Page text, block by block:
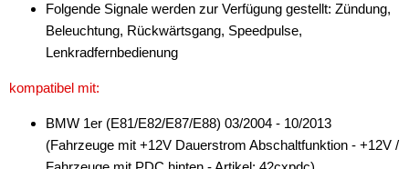
Folgende Signale werden zur Verfügung gestellt: Zündung,
Beleuchtung, Rückwärtsgang, Speedpulse,
Lenkradfernbedienung
kompatibel mit:
BMW 1er (E81/E82/E87/E88) 03/2004 - 10/2013
(Fahrzeuge mit +12V Dauerstrom Abschaltfunktion - +12V /